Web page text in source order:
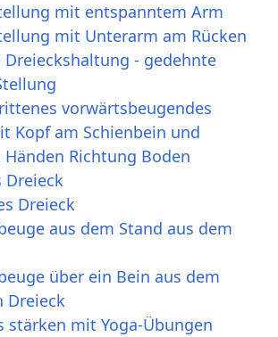
mit entspanntem Arm
mit Unterarm am Rücken
Dreieckshaltung - gedehnte
vorwärtsbeugendes
Kopf am Schienbein und
Richtung Boden
Dreieck
Dreieck
aus dem Stand aus dem
über ein Bein aus dem
Dreieck
stärken mit Yoga-Übungen